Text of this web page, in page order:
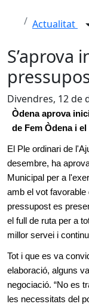
Actualitat
S’aprova
Divendres, 12 de
Òdena aprova
de Fem Òdena i
El Ple ordinari de
desembre, ha
Municipal per a
amb el vot favorable
pressupost es
el full de ruta per a
millor servei i
Tot i que es va
elaboració, alguns
negociació. “No es
les necessitats del